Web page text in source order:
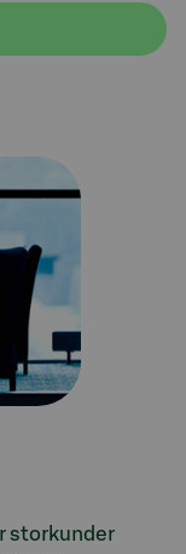
Storkunder
storkunder